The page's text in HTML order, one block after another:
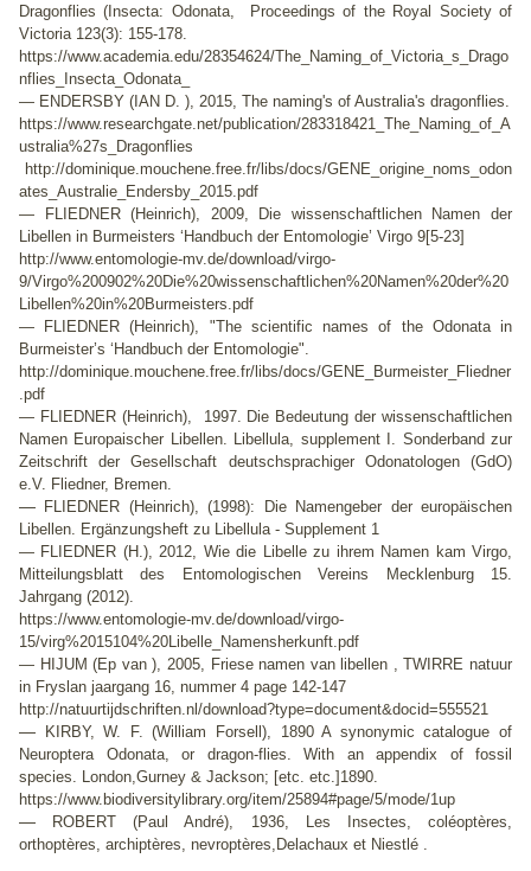
Dragonflies (Insecta: Odonata, Proceedings of the Royal Society of
Victoria 123(3): 155-178.
https://www.academia.edu/28354624/The_Naming_of_Victoria_s_Drago
nflies_Insecta_Odonata_
— ENDERSBY (IAN D. ), 2015, The naming's of Australia's dragonflies.
https://www.researchgate.net/publication/283318421_The_Naming_of_A
ustralia%27s_Dragonflies
http://dominique.mouchene.free.fr/libs/docs/GENE_origine_noms_odon
ates_Australie_Endersby_2015.pdf
— FLIEDNER (Heinrich), 2009, Die wissenschaftlichen Namen der
Libellen in Burmeisters ‘Handbuch der Entomologie’ Virgo 9[5-23]
http://www.entomologie-mv.de/download/virgo-
9/Virgo%200902%20Die%20wissenschaftlichen%20Namen%20der%20
Libellen%20in%20Burmeisters.pdf
— FLIEDNER (Heinrich), "The scientific names of the Odonata in
Burmeister’s ‘Handbuch der Entomologie".
http://dominique.mouchene.free.fr/libs/docs/GENE_Burmeister_Fliedner
.pdf
— FLIEDNER (Heinrich), 1997. Die Bedeutung der wissenschaftlichen
Namen Europaischer Libellen. Libellula, supplement I. Sonderband zur
Zeitschrift der Gesellschaft deutschsprachiger Odonatologen (GdO)
e.V. Fliedner, Bremen.
— FLIEDNER (Heinrich), (1998): Die Namengeber der europäischen
Libellen. Ergänzungsheft zu Libellula - Supplement 1
— FLIEDNER (H.), 2012, Wie die Libelle zu ihrem Namen kam Virgo,
Mitteilungsblatt des Entomologischen Vereins Mecklenburg 15.
Jahrgang (2012).
https://www.entomologie-mv.de/download/virgo-
15/virg%2015104%20Libelle_Namensherkunft.pdf
— HIJUM (Ep van ), 2005, Friese namen van libellen , TWIRRE natuur
in Fryslan jaargang 16, nummer 4 page 142-147
http://natuurtijdschriften.nl/download?type=document&docid=555521
—
KIRBY, W. F. (William Forsell), 1890 A synonymic catalogue of
Neuroptera Odonata, or dragon-flies. With an appendix of fossil
species. London,Gurney & Jackson; [etc. etc.]1890.
https://www.biodiversitylibrary.org/item/25894#page/5/mode/1up
—
ROBERT (Paul André), 1936, Les Insectes, coléoptères,
orthoptères, archiptères, nevroptères,Delachaux et Niestlé .